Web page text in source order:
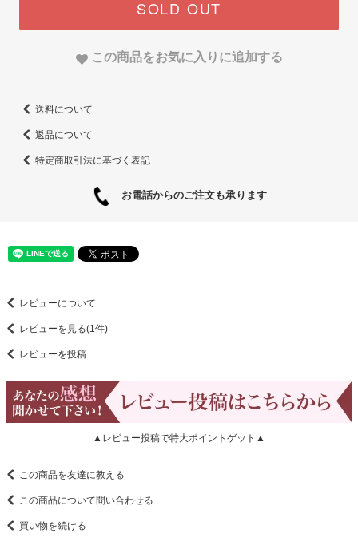
SOLD OUT
この商品をお気に入りに追加する
送料について
返品について
特定商取引法に基づく表記
お電話からのご注文も承ります
レビューについて
レビューを見る(1件)
レビューを投稿
▲レビュー投稿で特大ポイントゲット▲
この商品を友達に教える
この商品について問い合わせる
買い物を続ける